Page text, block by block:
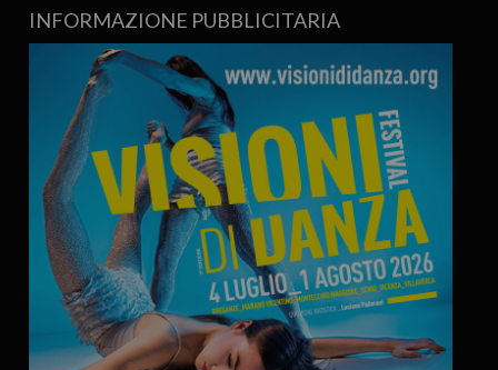
INFORMAZIONE PUBBLICITARIA